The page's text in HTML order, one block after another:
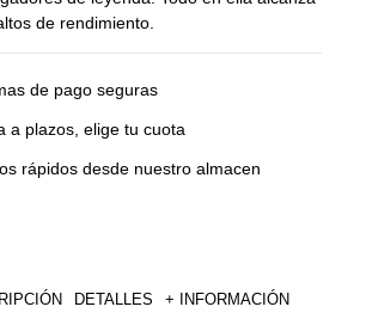
de rendimiento.
de pago seguras
a plazos, elige tu cuota
rápidos desde nuestro almacen
DETALLES + INFORMACIÓN